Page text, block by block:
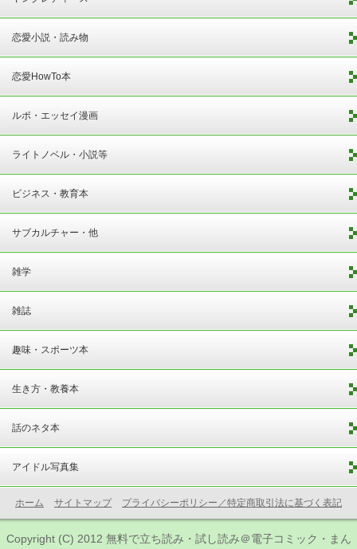
恋愛小説・読み物
恋愛HowTo本
ルポ・エッセイ漫画
ライトノベル・小説等
ビジネス・教育本
サブカルチャー・他
雑学
雑誌
趣味・スポーツ本
生き方・教養本
話のネタ本
アイドル写真集
ホーム サイトマップ プライバシーポリシー／特定商取引法に基づく表記
Copyright (C) 2012 無料で立ち読み・試し読み＠電子コミック・まん